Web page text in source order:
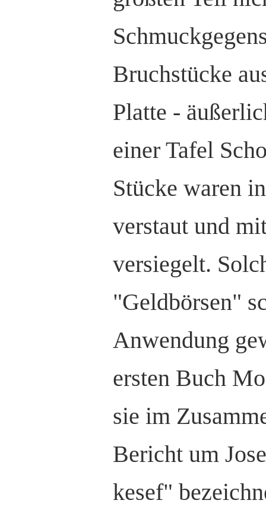
Bruchstücke
Platte -
einer Tafel
Stücke waren
verstaut und
versiegelt.
"Geldbörsen"
Anwendung
ersten Buch
sie im
Bericht um
kesef"